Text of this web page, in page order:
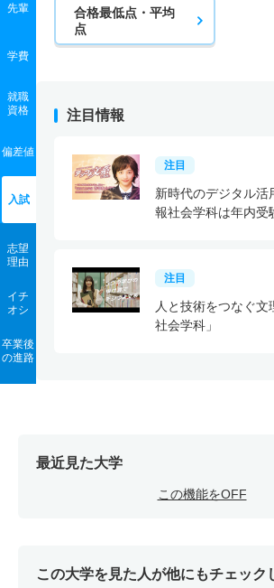
先輩
学費
就職
資格
偏差値
入試
志望
理由
イチ
オシ
卒業後
の進路
合格最低点・平均
点
注目情報
注目
新時代のデジタル活
報社会学科は年内受
注目
人と技術をつなぐ文
社会学科」
最近見た大学
この機能をOFF
この大学を見た人が他にもチェック